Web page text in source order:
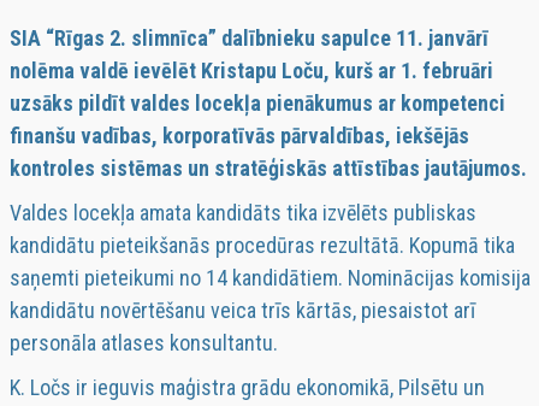
SIA “Rīgas 2. slimnīca” dalībnieku sapulce 11. janvārī
nolēma valdē ievēlēt Kristapu Loču, kurš ar 1. februāri
uzsāks pildīt valdes locekļa pienākumus ar kompetenci
finanšu vadības, korporatīvās pārvaldības, iekšējās
kontroles sistēmas un stratēģiskās attīstības jautājumos.
Valdes locekļa amata kandidāts tika izvēlēts publiskas
kandidātu pieteikšanās procedūras rezultātā. Kopumā tika
saņemti pieteikumi no 14 kandidātiem. Nominācijas komisija
kandidātu novērtēšanu veica trīs kārtās, piesaistot arī
personāla atlases konsultantu.
K. Ločs ir ieguvis maģistra grādu ekonomikā, Pilsētu un